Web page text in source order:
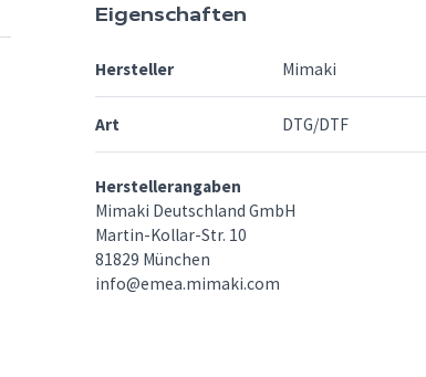
Eigenschaften
Hersteller Mimaki
Art DTG/DTF
Herstellerangaben
Mimaki Deutschland GmbH
Martin-Kollar-Str. 10
81829 München
info@emea.mimaki.com